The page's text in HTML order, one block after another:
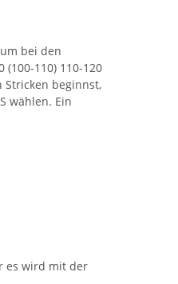
bei den
(100-110) 110-120
Stricken beginnst,
wählen. Ein
es wird mit der